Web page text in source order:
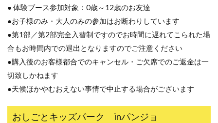
● 体験ブース参加対象：0歳～12歳のお友達
●お子様のみ・大人のみの参加はお断わりしています
●第1部／第2部完全入替制ですのでお時間に遅れてこられた場
合もお時間内での退出となりますのでご注意ください
●購入後のお客様都合でのキャンセル・ご欠席でのご返金は一
切致しかねます
●天候ほかやむおえない事情で中止する場合がございます
おしごとキッズパーク inパンジョ